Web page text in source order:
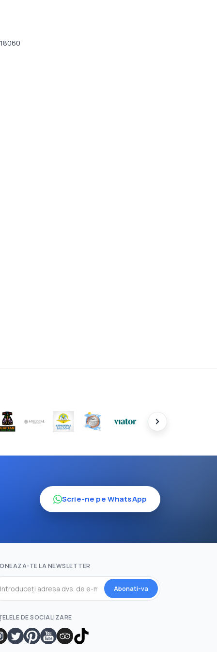
Scrie-ne pe WhatsApp
TE LA NEWSLETTER
Abonati-va
DE SOCIALIZARE